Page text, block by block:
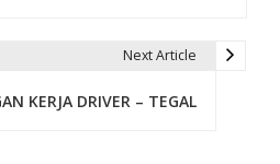
Next Article
KERJA DRIVER – TEGAL